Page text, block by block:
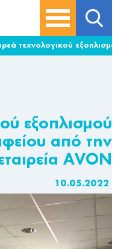
τεχνολογικού
εξοπλισμού
από την
AVON
10.05.2022